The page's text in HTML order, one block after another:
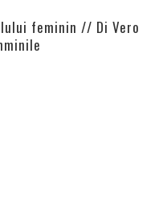
feminin // Di Vero